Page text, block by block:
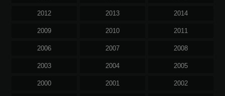
2014
2013
2012
2011
2010
2009
2008
2007
2006
2005
2004
2003
2002
2001
2000